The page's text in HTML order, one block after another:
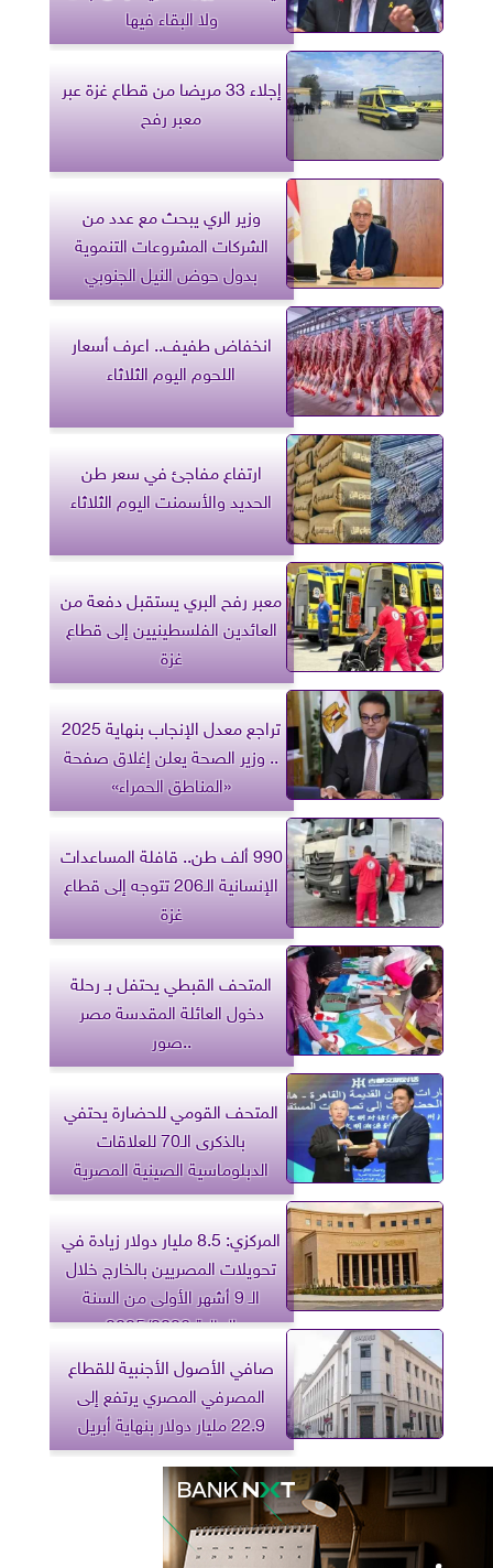
ولا البقاء فيها
إجلاء 33 مريضا من قطاع غزة عبر
معبر رفح
وزير الري يبحث مع عدد من
الشركات المشروعات التنموية
بدول حوض النيل الجنوبي
انخفاض طفيف.. اعرف أسعار
اللحوم اليوم الثلاثاء
ارتفاع مفاجئ في سعر طن
الحديد والأسمنت اليوم الثلاثاء
معبر رفح البري يستقبل دفعة من
العائدين الفلسطينيين إلى قطاع
غزة
تراجع معدل الإنجاب بنهاية 2025
.. وزير الصحة يعلن إغلاق صفحة
«المناطق الحمراء»
990 ألف طن.. قافلة المساعدات
الإنسانية الـ206 تتوجه إلى قطاع
غزة
المتحف القبطي يحتفل بـ رحلة
دخول العائلة المقدسة مصر
..صور
المتحف القومي للحضارة يحتفي
بالذكرى الـ70 للعلاقات
الدبلوماسية الصينية المصرية
المركزي: 8.5 مليار دولار زيادة في
تحويلات المصريين بالخارج خلال
الـ 9 أشهر الأولى من السنة
المالية 2025/2026
صافي الأصول الأجنبية للقطاع
المصرفي المصري يرتفع إلى
22.9 مليار دولار بنهاية أبريل